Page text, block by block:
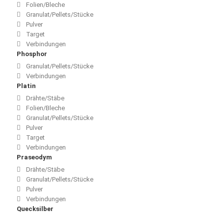
Folien/Bleche
Granulat/Pellets/Stücke
Pulver
Target
Verbindungen
Phosphor
Granulat/Pellets/Stücke
Verbindungen
Platin
Drähte/Stäbe
Folien/Bleche
Granulat/Pellets/Stücke
Pulver
Target
Verbindungen
Praseodym
Drähte/Stäbe
Granulat/Pellets/Stücke
Pulver
Verbindungen
Quecksilber